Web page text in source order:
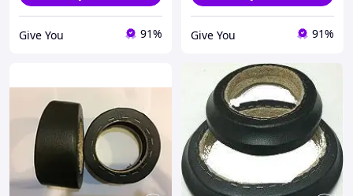
Give You 91% Give You 91%